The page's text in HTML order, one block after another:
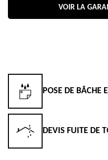
VOIR LA
POSE DE BÂCHE
DEVIS FUITE DE